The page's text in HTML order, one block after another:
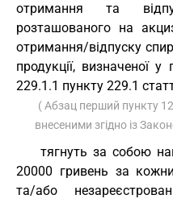
отримання та
розташованого на
отримання/відпуску
продукції, визначеної
229.1.1 пункту 229.1
( Абзац перший пункту
внесеними згідно із
тягнуть за собою
20000 гривень за
та/або